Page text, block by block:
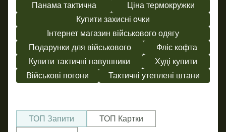
Панама тактична
Ціна термокружки
Купити захисні очки
Інтернет магазин військового одягу
Подарунки для військового
Фліс кофта
Купити тактичні навушники
Худі купити
Військові погони
Тактичні утеплені штани
ТОП Запити
ТОП Картки